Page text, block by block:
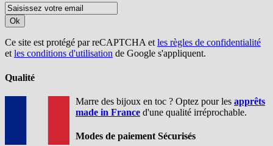
Ok
Ce site est protégé par reCAPTCHA etles règles de confidentialité
etles conditions d'utilisation de Google s'appliquent.
Qualité
Marre des bijoux en toc ? Optez pour les apprêts
made in France d'une qualité irréprochable.
Modes de paiement Sécurisés